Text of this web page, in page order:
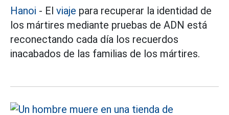
Hanoi - El viaje para recuperar la identidad de
los mártires mediante pruebas de ADN está
reconectando cada día los recuerdos
inacabados de las familias de los mártires.